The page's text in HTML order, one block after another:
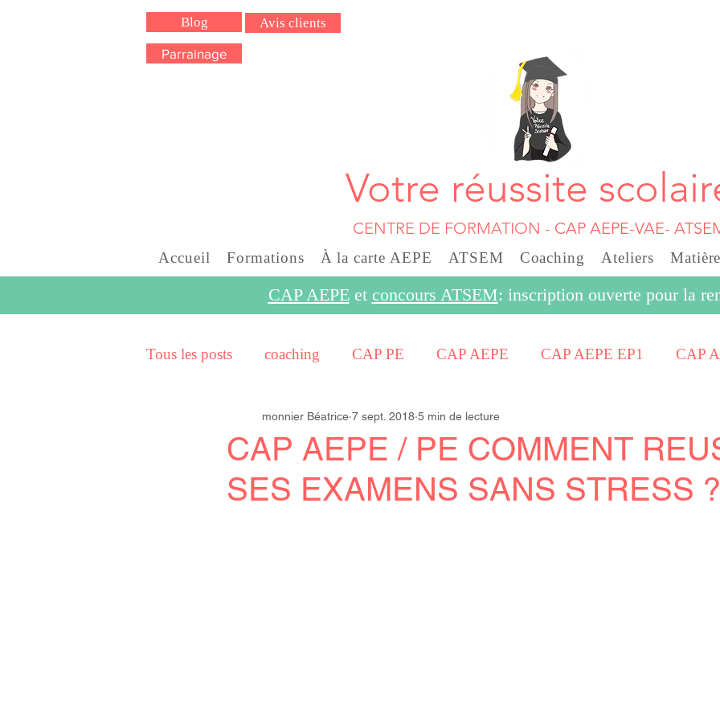
Blog Avis clients
Parrainage
Votre réussite
CENTRE DE FORMATION - CAP AEPE-VAE-
Accueil Formations À la carte AEPE ATSEM Coaching Ateliers
CAP AEPEet concours ATSEM: inscription ouverte pour la
Tous les posts coaching CAP PE CAP AEPE CAP AEPE EP1 CAP
CAP AEPE EP2 ATSEM
CAP AEPE / PE COMMENT
SES EXAMENS SANS STRESS ?
monnier Béatrice 7 sept. 2018 5 min de lecture